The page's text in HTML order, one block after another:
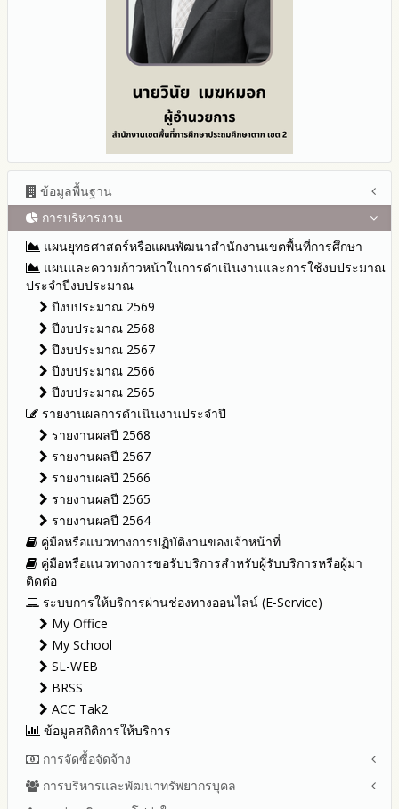
ข้อมูลพื้นฐาน
โครงสร้าง หน้าที่และอำนาจ
ข้อมูลผู้บริหาร
ข้อมูลการติดต่อและ ช่องทางการสอบถาม
ระเบียบ / กฎหมายที่เกี่ยวข้อง
นโยบายคุ้มครองข้อมูลส่วนบุคคล
ข่าวประชาสัมพันธ์
ข่าวสารพัฒนาสำนักงานเกี่ยวข้องกับแนวทางส่งเสริมความ
โปร่งใส
การบริหารงาน
แผนยุทธศาสตร์หรือแผนพัฒนาสำนักงานเขตพื้นที่การศึกษา
แผนและความก้าวหน้าในการดำเนินงานและการใช้งบประมาณ
ประจำปีงบประมาณ
ปีงบประมาณ 2569
ปีงบประมาณ 2568
ปีงบประมาณ 2567
ปีงบประมาณ 2566
ปีงบประมาณ 2565
รายงานผลการดำเนินงานประจำปี
รายงานผลปี 2568
รายงานผลปี 2567
รายงานผลปี 2566
รายงานผลปี 2565
รายงานผลปี 2564
คู่มือหรือแนวทางการปฏิบัติงานของเจ้าหน้าที่
คู่มือหรือแนวทางการขอรับบริการสำหรับผู้รับบริการหรือผู้มา
ติดต่อ
ระบบการให้บริการผ่านช่องทางออนไลน์ (E-Service)
My Office
My School
SL-WEB
BRSS
ACC Tak2
ข้อมูลสถิติการให้บริการ
การจัดซื้อจัดจ้าง
สรุปผลการจัดซื้อจัดจ้างหรือการจัดหาพัสดุรายเดือน ประจำ
ปีงบประมาณ พ.ศ.2569 (แบบ สขร.1)
การบริหารและพัฒนาทรัพยากรบุคล